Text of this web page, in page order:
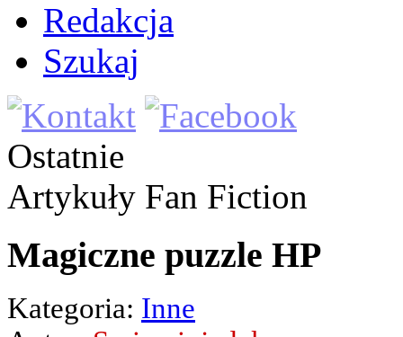
Redakcja
Szukaj
Ostatnie
Artykuły Fan Fiction
Magiczne puzzle HP
Kategoria: Inne